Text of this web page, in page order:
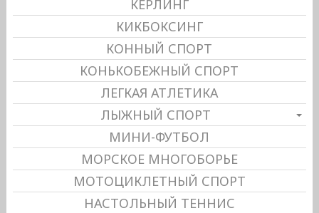
КЕРЛИНГ
КИКБОКСИНГ
КОННЫЙ СПОРТ
КОНЬКОБЕЖНЫЙ СПОРТ
ЛЕГКАЯ АТЛЕТИКА
ЛЫЖНЫЙ СПОРТ
МИНИ-ФУТБОЛ
МОРСКОЕ МНОГОБОРЬЕ
МОТОЦИКЛЕТНЫЙ СПОРТ
НАСТОЛЬНЫЙ ТЕННИС